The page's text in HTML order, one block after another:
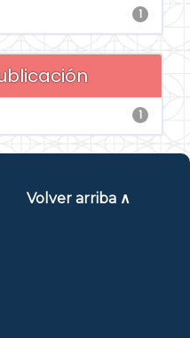
1
1
Volver arriba ∧